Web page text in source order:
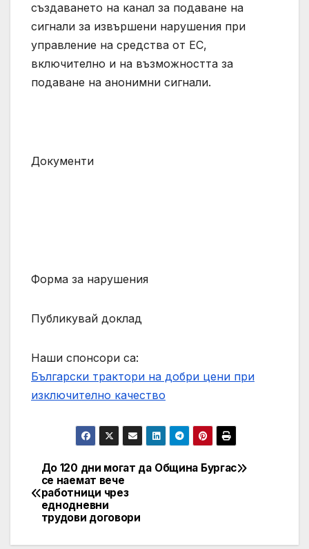
създаването на канал за подаване на
сигнали за извършени нарушения при
управление на средства от ЕС,
включително и на възможността за
подаване на анонимни сигнали.
Документи
Форма за нарушения
Публикувай доклад
Наши спонсори са:
Български трактори на добри цени при
изключително качество
Post
navigation
Община Бургас
До 120 дни могат да
се наемат вече
работници чрез
еднодневни
трудови договори